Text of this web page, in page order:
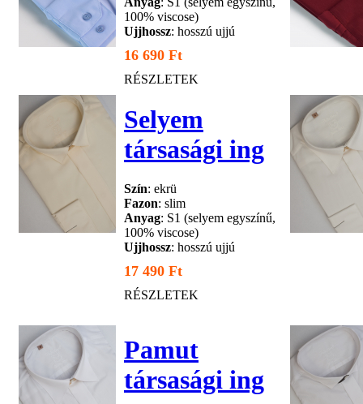
100% viscose)
Ujjhossz: hosszú ujjú
16 690 Ft
RÉSZLETEK
Selyem
társasági ing
Szín: ekrü
Fazon: slim
Anyag: S1 (selyem egyszínű,
100% viscose)
Ujjhossz: hosszú ujjú
17 490 Ft
RÉSZLETEK
Pamut
társasági ing